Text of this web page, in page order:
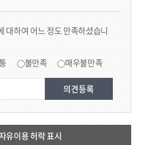
대하여 어느 정도 만족하셨습니
불만족 매우불만족
유이용 허락 표시